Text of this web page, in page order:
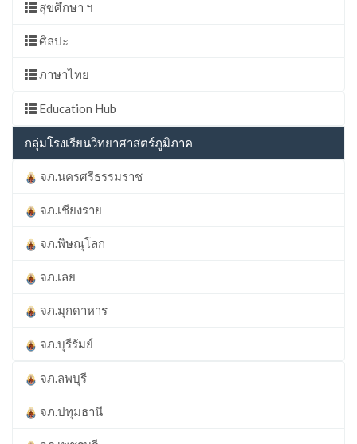
สุขศึกษา ฯ
ศิลปะ
ภาษาไทย
Education Hub
กลุ่มโรงเรียนวิทยาศาสตร์ภูมิภาค
จภ.นครศรีธรรมราช
จภ.เชียงราย
จภ.พิษณุโลก
จภ.เลย
จภ.มุกดาหาร
จภ.บุรีรัมย์
จภ.ลพบุรี
จภ.ปทุมธานี